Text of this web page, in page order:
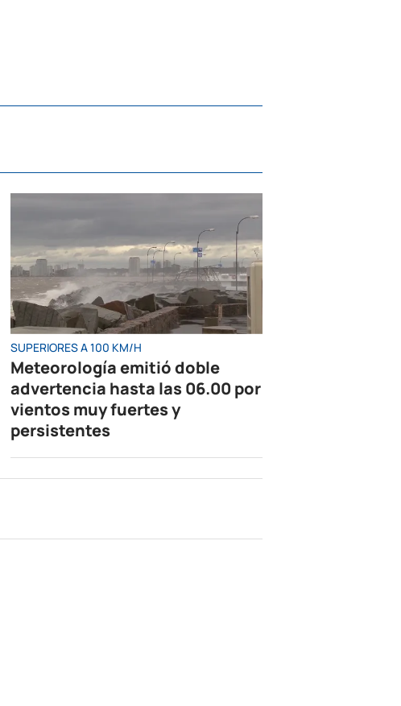
SUPERIORES A 100 KM/H
Meteorología emitió doble
advertencia hasta las 06.00 por
vientos muy fuertes y
persistentes